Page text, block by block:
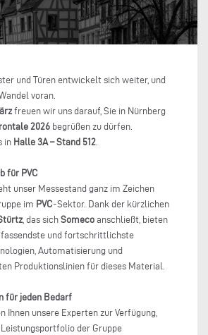
und Türen entwickelt sich weiter, und
voran.
freuen wir uns darauf, Sie in Nürnberg
2026 begrüßen zu dürfen.
in Halle 3A – Stand 512
für PVC
unser Messestand ganz im Zeichen
im PVC-Sektor. Dank der kürzlichen
, das sich Someco anschließt, bieten
und fortschrittlichste
Automatisierung und
Produktionslinien für dieses Material.
für jeden Bedarf
Ihnen unsere Experten zur Verfügung,
der Gruppe